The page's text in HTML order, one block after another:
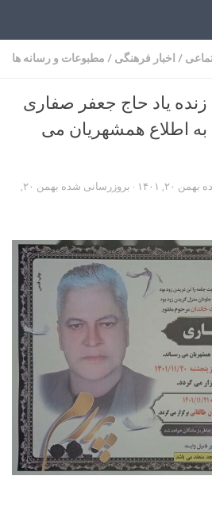
/ اخبار فرهنگی / مطبوعات و رسانه ها
یاد حاج جعفر صفاری
به اطلاع همشهریان می
بهمن ۲۰, ۱۴۰۱ · بروزرسانی شده
بهمن ۲۰,